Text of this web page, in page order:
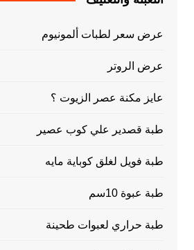
عرض سعر لطبات ألمونيوم
عرض الروتر
عايز مكنة عصر الزيوت ؟
طبة قصدير علي كوب عصير
طبة فويل لغلق كوباية مايه
طبة عبوة 10سم
طبة حراري لعبوات طحينة